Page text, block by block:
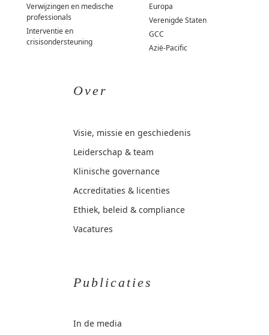
Verwijzingen en medische
professionals
Interventie en
crisisondersteuning
Europa
Verenigde Staten
GCC
Azië-Pacific
Over
Visie, missie en geschiedenis
Leiderschap & team
Klinische governance
Accreditaties & licenties
Ethiek, beleid & compliance
Vacatures
Publicaties
In de media